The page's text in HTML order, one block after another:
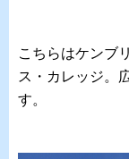
こちらはケンブ
ス・カレッジ。
す。